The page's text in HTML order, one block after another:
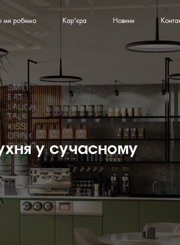
у сучасному
ми робимо Кар'єра Новини